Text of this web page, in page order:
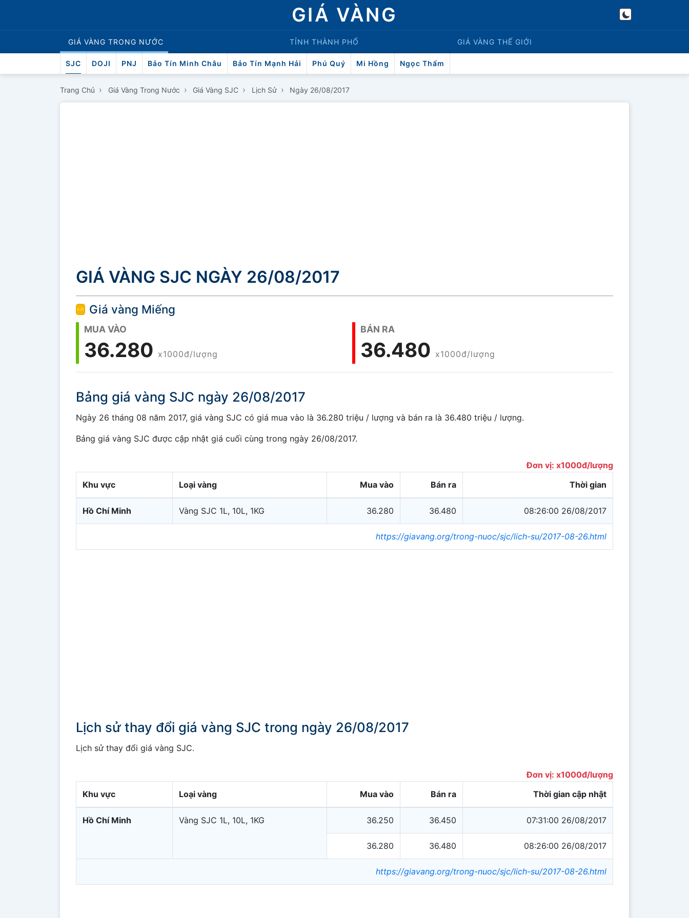
GIÁ VÀNG
GIÁ VÀNG TRONG NƯỚC TỈNH THÀNH PHỐ GIÁ VÀNG THẾ GIỚI
SJC DOJI PNJ Bảo Tín Minh Châu Bảo Tín Mạnh Hải Phú Quý Mi Hồng Ngọc Thẩm
Trang Chủ › Giá Vàng Trong Nước › Giá Vàng SJC › Lịch Sử› Ngày 26/08/2017
GIÁ VÀNG SJC NGÀY 26/08/2017
Giá vàng Miếng
MUA VÀO
36.280 x1000đ/lượng
BÁN RA
36.480 x1000đ/lượng
Bảng giá vàng SJC ngày 26/08/2017
Ngày 26 tháng 08 năm 2017, giá vàng SJC có giá mua vào là 36.280 triệu / lượng và bán ra là 36.480 triệu / lượng.
Bảng giá vàng SJC được cập nhật giá cuối cùng trong ngày 26/08/2017.
Đơn vị: x1000đ/lượng
Khu vực
Loại vàng Mua vào Bán ra Thời gian
Hồ Chí Minh Vàng SJC 1L, 10L, 1KG 36.280 36.480 08:26:00 26/08/2017
https://giavang.org/trong-nuoc/sjc/lich-su/2017-08-26.html
Lịch sử thay đổi giá vàng SJC trong ngày 26/08/2017
Lịch sử thay đổi giá vàng SJC.
Đơn vị: x1000đ/lượng
Khu vực
Loại vàng Mua vào Bán ra Thời gian cập nhật
Hồ Chí Minh Vàng SJC 1L, 10L, 1KG 36.250 36.450 07:31:00 26/08/2017
36.280 36.480 08:26:00 26/08/2017
https://giavang.org/trong-nuoc/sjc/lich-su/2017-08-26.html